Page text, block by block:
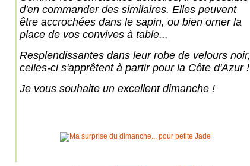
d'en commander des similaires. Elles peuvent
être accrochées dans le sapin, ou bien orner la
place de vos convives à table...
Resplendissantes dans leur robe de velours noir,
celles-ci s'apprêtent à partir pour la Côte d'Azur !
Je vous souhaite un excellent dimanche !